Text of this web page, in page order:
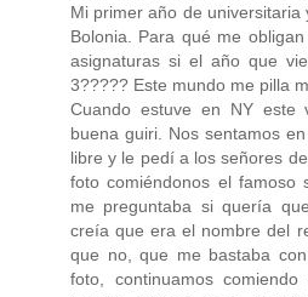
Mi primer año de
Bolonia. Para qué me
asignaturas si el año que
3????? Este mundo me pilla
Cuando estuve en NY este
buena guiri. Nos sentamos
libre y le pedí a los señores
foto comiéndonos el famoso
me preguntaba si quería
creía que era el nombre del
que no, que me bastaba
foto, continuamos